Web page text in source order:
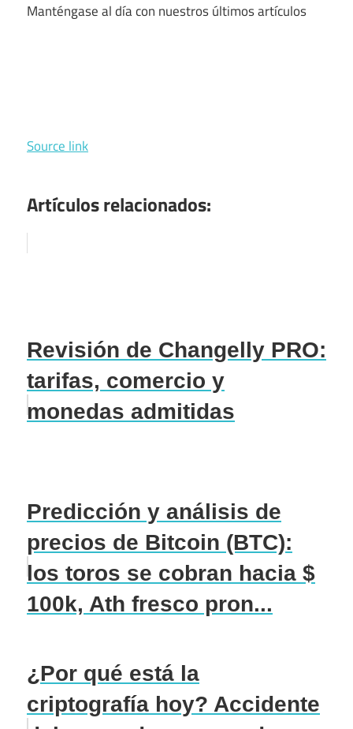
Manténgase al día con nuestros últimos artículos
Source link
Artículos relacionados:
Revisión de Changelly PRO:
tarifas, comercio y
monedas admitidas
Predicción y análisis de
precios de Bitcoin (BTC):
los toros se cobran hacia $
100k, Ath fresco pron...
¿Por qué está la
criptografía hoy? Accidente